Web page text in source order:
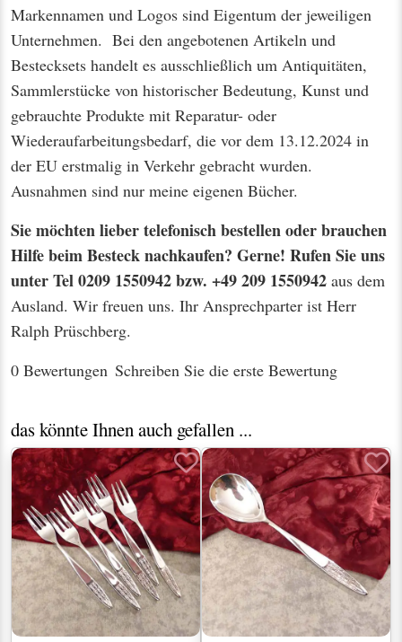
Markennamen und Logos sind Eigentum der jeweiligen
Unternehmen. Bei den angebotenen Artikeln und
Bestecksets handelt es ausschließlich um Antiquitäten,
Sammlerstücke von historischer Bedeutung, Kunst und
gebrauchte Produkte mit Reparatur- oder
Wiederaufarbeitungsbedarf, die vor dem 13.12.2024 in
der EU erstmalig in Verkehr gebracht wurden.
Ausnahmen sind nur meine eigenen Bücher.
Sie möchten lieber telefonisch bestellen oder brauchen
Hilfe beim Besteck nachkaufen? Gerne! Rufen Sie uns
unter Tel 0209 1550942 bzw. +49 209 1550942 aus dem
Ausland. Wir freuen uns. Ihr Ansprechparter ist Herr
Ralph Prüschberg.
0 Bewertungen Schreiben Sie die erste Bewertung
das könnte Ihnen auch gefallen ...